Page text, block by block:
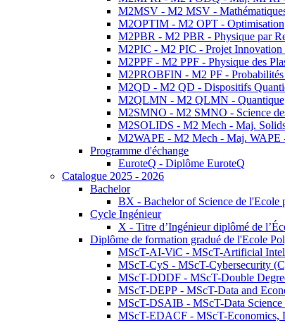
M2MSV - M2 MSV -
M2OPTIM - M2 OPT - Optimisation
M2PBR - M2 PBR - Physique par
M2PIC - M2 PIC - Projet Innovation
M2PPF - M2 PPF - Physique des
M2PROBFIN - M2 PF - Probabilités
M2QD - M2 QD - Dispositifs
M2QLMN - M2 QLMN -
M2SMNO - M2 SMNO - Science
M2SOLIDS - M2 Mech - Maj.
M2WAPE - M2 Mech - Maj. WAPE
Programme d'échange
EuroteQ - Diplôme EuroteQ
Catalogue 2025 - 2026
Bachelor
BX - Bachelor of Science de l'Ecole
Cycle Ingénieur
X - Titre d’Ingénieur diplômé de
Diplôme de formation gradué de l'Ecole
MScT-AI-ViC - MScT-Artificial
MScT-CyS - MScT-Cybersecurity
MScT-DDDF - MScT-Double
MScT-DEPP - MScT-Data and
MScT-DSAIB - MScT-Data Science
MScT-EDACF - MScT-Economics,